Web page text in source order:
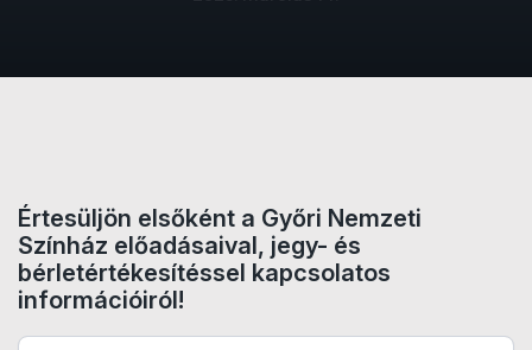
Értesüljön elsőként a Győri Nemzeti
Színház előadásaival, jegy- és
bérletértékesítéssel kapcsolatos
információiról!